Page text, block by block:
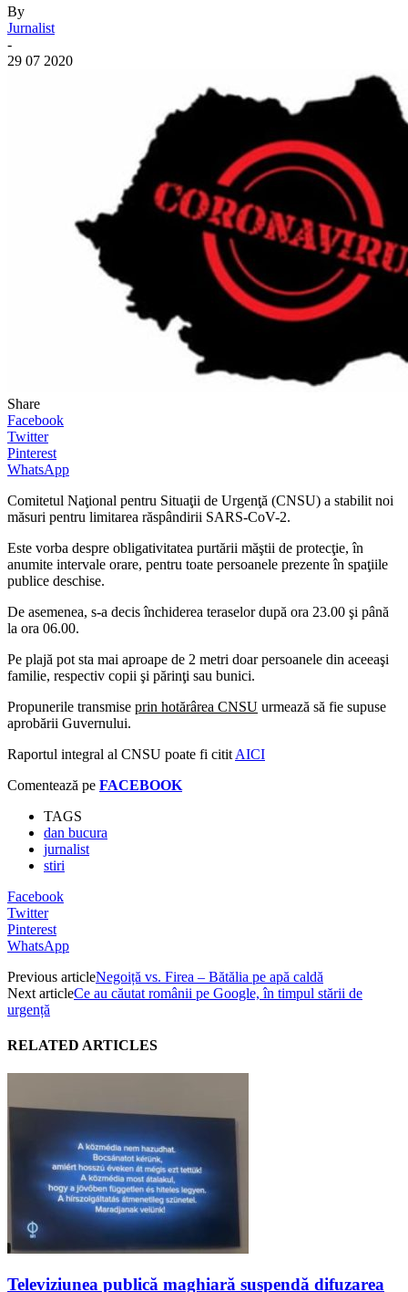
By
Jurnalist
-
29 07 2020
Share
Facebook
Twitter
Pinterest
WhatsApp
Comitetul Naţional pentru Situaţii de Urgenţă (CNSU) a stabilit noi
măsuri pentru limitarea răspândirii SARS-CoV-2.
Este vorba despre obligativitatea purtării măştii de protecţie, în
anumite intervale orare, pentru toate persoanele prezente în spaţiile
publice deschise.
De asemenea, s-a decis închiderea teraselor după ora 23.00 şi până
la ora 06.00.
Pe plajă pot sta mai aproape de 2 metri doar persoanele din aceeaşi
familie, respectiv copii şi părinţi sau bunici.
Propunerile transmise prin hotărârea CNSU urmează să fie supuse
aprobării Guvernului.
Raportul integral al CNSU poate fi citit AICI
Comentează pe FACEBOOK
TAGS
dan bucura
jurnalist
stiri
Facebook
Twitter
Pinterest
WhatsApp
Previous articleNegoiță vs. Firea – Bătălia pe apă caldă
Next articleCe au căutat românii pe Google, în timpul stării de
urgență
RELATED ARTICLES
Televiziunea publică maghiară suspendă difuzarea